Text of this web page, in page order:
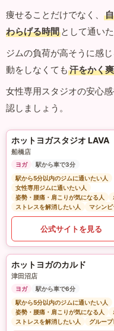
痩せることだけでなく、
わらげる時間 として通い
ジムの負荷が高そうに感
動をしなくても 汗をかく
女性専用スタジオの安心
認しましょう。
ホットヨガスタジオ LAVA
船橋店
ヨガ
駅から車で3分
駅から5分以内のジムに通いたい人
女性専用ジムに通いたい人
姿勢・腰痛・肩こりが気になる人
ストレスを解消したい人
マシン
公式サイトを見る
ホットヨガのカルド
津田沼店
ヨガ
駅から車で6分
駅から5分以内のジムに通いたい人
姿勢・腰痛・肩こりが気になる人
ストレスを解消したい人
グルー